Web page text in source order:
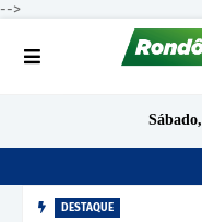
-->
DESTAQUE